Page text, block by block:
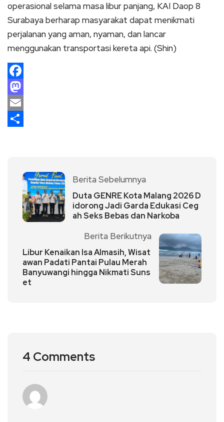
operasional selama masa libur panjang, KAI Daop 8
Surabaya berharap masyarakat dapat menikmati
perjalanan yang aman, nyaman, dan lancar
menggunakan transportasi kereta api. (Shin)
Facebook
Mastodon
Email
Berita Sebelumnya
Duta GENRE Kota Malang 2026 D
idorong Jadi Garda Edukasi Ceg
ah Seks Bebas dan Narkoba
Berita Berikutnya
Libur Kenaikan Isa Almasih, Wisat
awan Padati Pantai Pulau Merah
Banyuwangi hingga Nikmati Suns
et
4 Comments